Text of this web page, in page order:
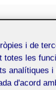
nacido de
i de
totes les
analítiques
d'acord